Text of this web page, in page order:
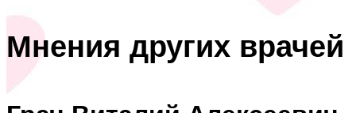
Мнения других врачей